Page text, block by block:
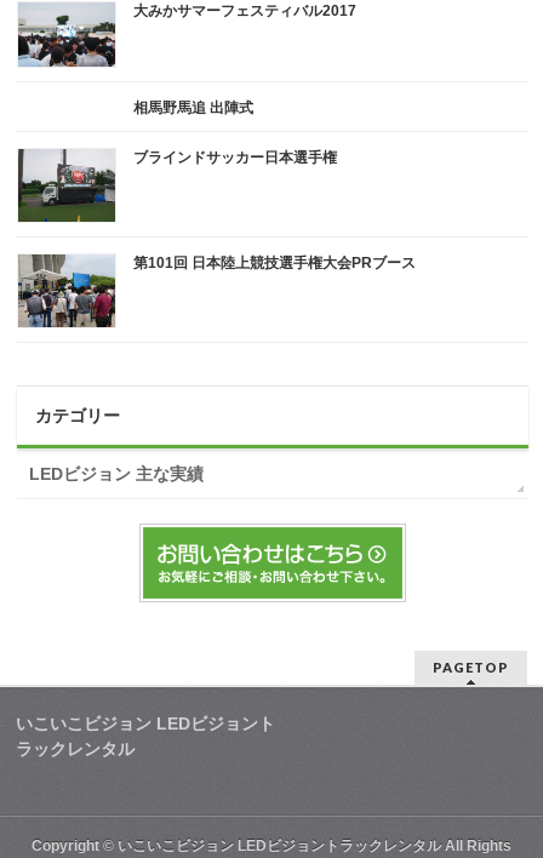
大みかサマーフェスティバル2017
相馬野馬追 出陣式
ブラインドサッカー日本選手権
第101回 日本陸上競技選手権大会PRブース
カテゴリー
LEDビジョン 主な実績
PAGETOP
いこいこビジョン LEDビジョント
ラックレンタル
Copyright © いこいこビジョン LEDビジョントラックレンタルAll Rights